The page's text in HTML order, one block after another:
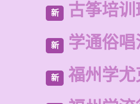
新 古筝培
新 学通俗
新 福州学